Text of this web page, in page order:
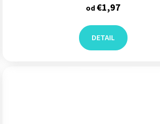
od€1,97
DETAIL